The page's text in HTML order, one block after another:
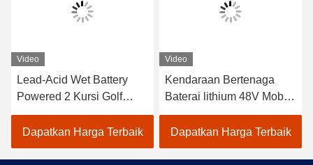
Video
Lead-Acid Wet Battery
Powered 2 Kursi Golf
Carts / Electric Buggy Car
Golf
Dapatkan Harga Terbaik
Video
Kendaraan Bertenaga
Baterai lithium 48V Mobil
Golf Listrik EXCAR
A1S6+2 Putih
Dapatkan Harga Terbaik